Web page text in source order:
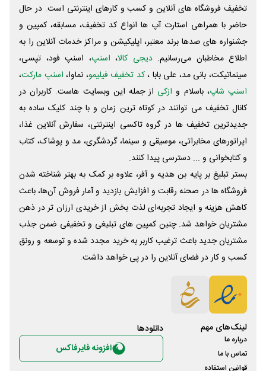
تخفیف فروشگاه های آنلاین و کسب و‌ کارهای اینترنتی است. در حال
حاضر با همراهی استارت آپ ها انواع کد تخفیف، مسابقه، کمپین و
جشنواره های صدها برند معتبر، اپلیکیشن و مراکز خدمات آنلاین را به
اطلاع مخاطبان می‌رسانیم. دیجی کالا، اسنپ، اسنپ فود، تپسی،
سینماتیکت، بانی مد، علی‌ بابا ،کد تخفیف فیلیمو، نماوا، اسنپ مارکت،
اسنپ شاپ، باسلام و ازکی از جمله این وبسایت ‌هاست. کاربران در
کانال تخفیف می توانند در کوتاه ترین زمان و با چند کلیک ساده به
جدیدترین تخفیف ها در گروه تاکسی اینترنتی، سفارش آنلاین غذا،
اپراتورهای مخابراتی، موسیقی و سینما، گردشگری، مد و پوشاک، کتاب
و کتابخوانی و ... دسترسی پیدا کنند.
بستر تبلیغ بر پایه بن هدیه و آفر، علاوه بر کمک به بهتر شناخته شدن
فروشگاه ها در صحنه رقابت و افزایش بازدید و آمار فروش آن‌ها، باعث
کاهش هزینه و ایجاد تجربه‌ای لذت بخش از خریدی ارزان تر در ذهن
مشتریان خواهد شد. چنین کمپین های تبلیغی و تخفیفی ضمن جذب
مشتریان جدید باعث ترغیب کاربر به خرید مجدد شده و توسعه و رونق
کسب و کار در فضای آنلاین را در پی خواهد داشت.
لینک‌های مهم
درباره ما
تماس با ما
قوانین استفاده
دانلود‌ها
افزونه فایرفاکس